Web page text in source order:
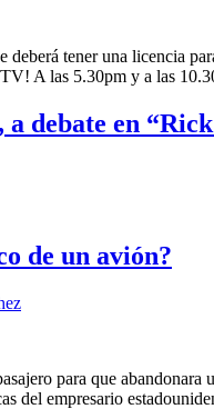
tener una licencia
A las 5.30pm y a las
debate en
de un avión?
para que
del empresario